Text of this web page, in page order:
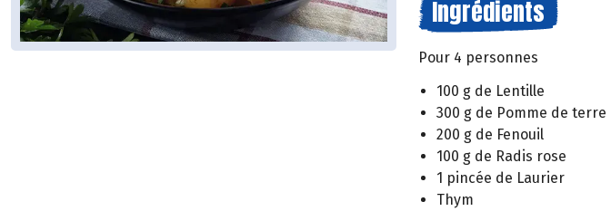
Ingrédients
Pour 4 personnes
100 g de Lentille
300 g de Pomme de terre
200 g de Fenouil
100 g de Radis rose
1 pincée de Laurier
Thym